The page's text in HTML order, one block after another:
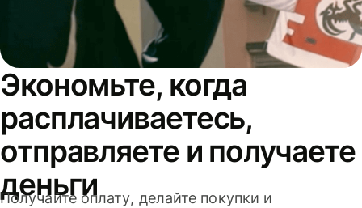
Экономьте, когда
расплачиваетесь,
отправляете и получаете
деньги
Получайте оплату, делайте покупки и